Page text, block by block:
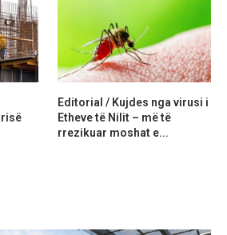
Editorial / Kujdes nga virusi i
Etheve të Nilit – më të
rrezikuar moshat e...